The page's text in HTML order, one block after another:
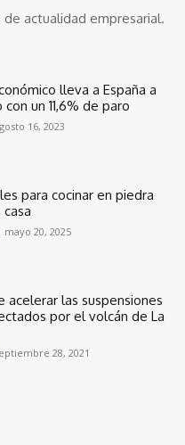
de actualidad empresarial.
lleva a España a
un 11,6% de paro
16, 2023
para cocinar en piedra
mayo 20, 2025
acelerar las suspensiones
por el volcán de La
28, 2021